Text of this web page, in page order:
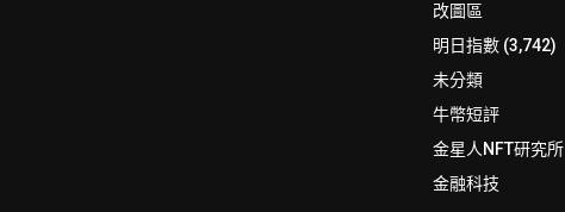
改圖區
明日指數(3,742)
未分類
牛幣短評
金星人NFT研究所
金融科技